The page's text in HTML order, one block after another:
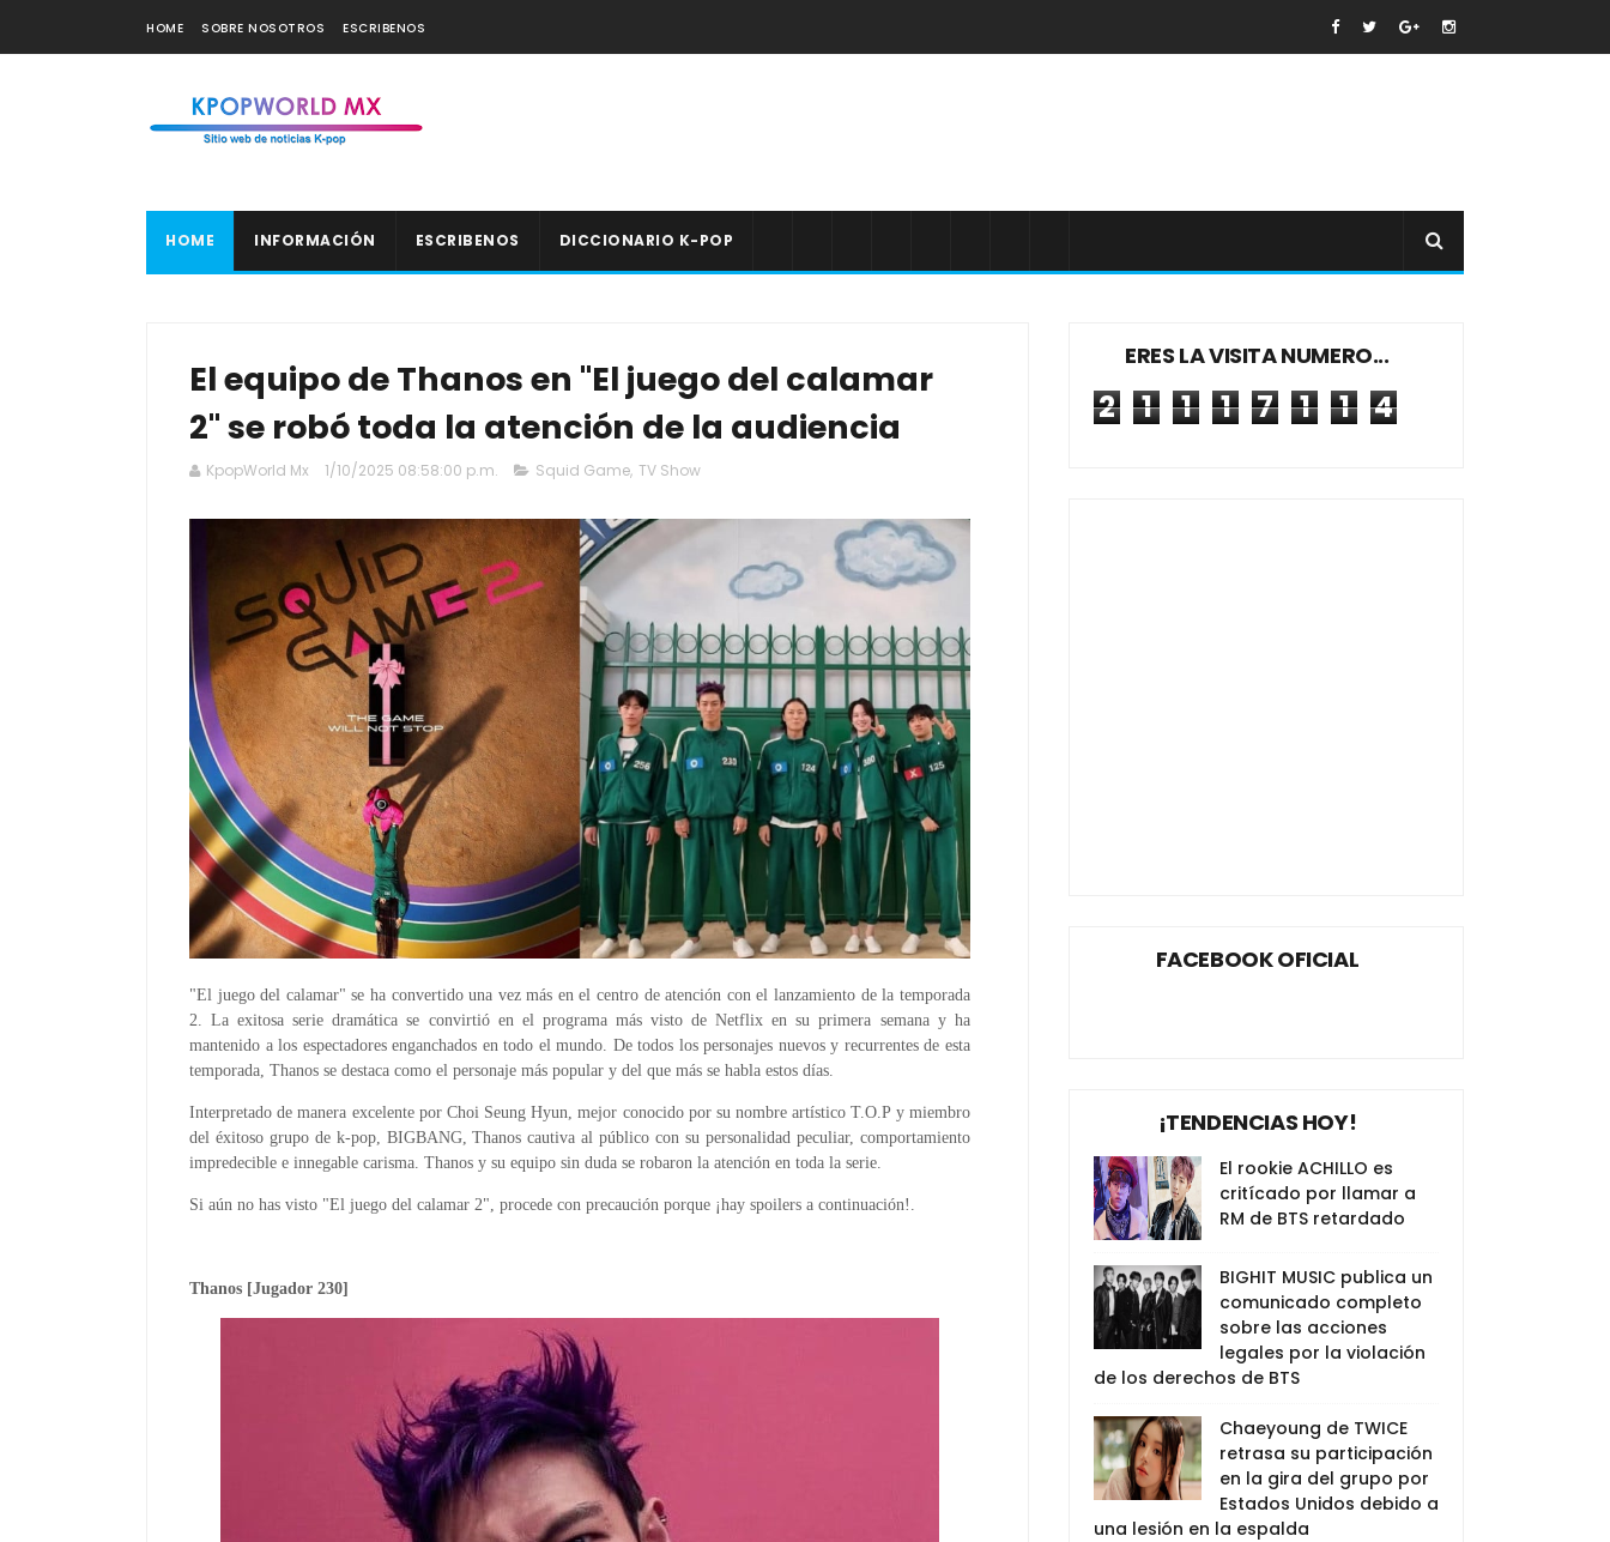
HOME SOBRE NOSOTROS ESCRIBENOS
HOME INFORMACIÓN ESCRIBENOS DICCIONARIO K-POP
El equipo de Thanos en "El juego del calamar
2" se robó toda la atención de la audiencia
KpopWorld Mx 1/10/2025 08:58:00 p.m. Squid Game, TV Show
"El juego del calamar" se ha convertido una vez más en el centro de atención con el lanzamiento de la temporada
2. La exitosa serie dramática se convirtió en el programa más visto de Netflix en su primera semana y ha
mantenido a los espectadores enganchados en todo el mundo. De todos los personajes nuevos y recurrentes de esta
temporada, Thanos se destaca como el personaje más popular y del que más se habla estos días.
Interpretado de manera excelente por Choi Seung Hyun, mejor conocido por su nombre artístico T.O.P y miembro
del éxitoso grupo de k-pop, BIGBANG, Thanos cautiva al público con su personalidad peculiar, comportamiento
impredecible e innegable carisma. Thanos y su equipo sin duda se robaron la atención en toda la serie.
Si aún no has visto "El juego del calamar 2", procede con precaución porque ¡hay spoilers a continuación!.
Thanos [Jugador 230]
ERES LA VISITA NUMERO...
2 1 1 1 7 1 1 4
FACEBOOK OFICIAL
¡TENDENCIAS HOY!
El rookie ACHILLO es
critícado por llamar a
RM de BTS retardado
BIGHIT MUSIC publica un
comunicado completo
sobre las acciones
legales por la violación
de los derechos de BTS
Chaeyoung de TWICE
retrasa su participación
en la gira del grupo por
Estados Unidos debido a
una lesión en la espalda